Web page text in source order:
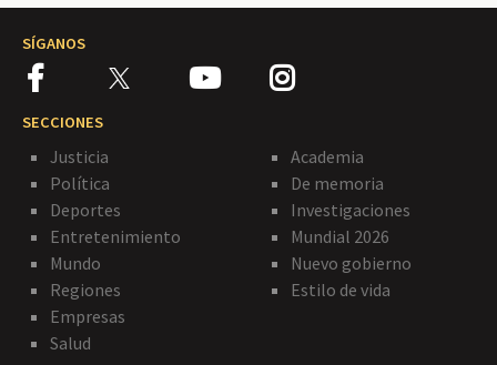
SÍGANOS
SECCIONES
Justicia
Política
Deportes
Entretenimiento
Mundo
Regiones
Empresas
Salud
Academia
De memoria
Investigaciones
Mundial 2026
Nuevo gobierno
Estilo de vida